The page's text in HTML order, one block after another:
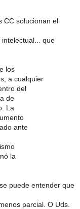
CC solucionan el
que
los
a cualquier
del
de
La
ante
la
puede entender que
parcial. O Uds.